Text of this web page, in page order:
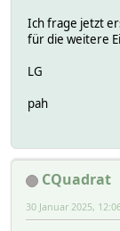
Ich frage jetzt
für die weitere
LG
pah
CQuadrat
30 Januar 2025,